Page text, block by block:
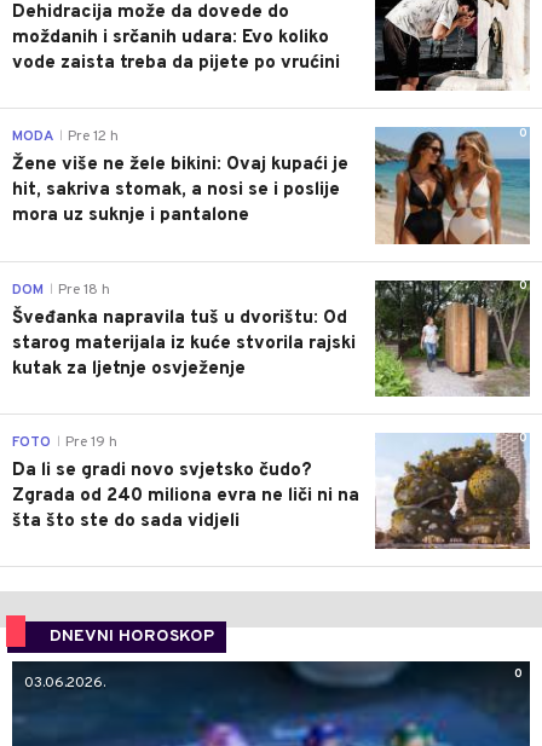
Dehidracija može da dovede do
moždanih i srčanih udara: Evo koliko
vode zaista treba da pijete po vrućini
0
MODA Pre 12 h
Žene više ne žele bikini: Ovaj kupaći je
hit, sakriva stomak, a nosi se i poslije
mora uz suknje i pantalone
0
DOM Pre 18 h
Šveđanka napravila tuš u dvorištu: Od
starog materijala iz kuće stvorila rajski
kutak za ljetnje osvježenje
0
FOTO Pre 19 h
Da li se gradi novo svjetsko čudo?
Zgrada od 240 miliona evra ne liči ni na
šta što ste do sada vidjeli
DNEVNI HOROSKOP
0
03.06.2026.